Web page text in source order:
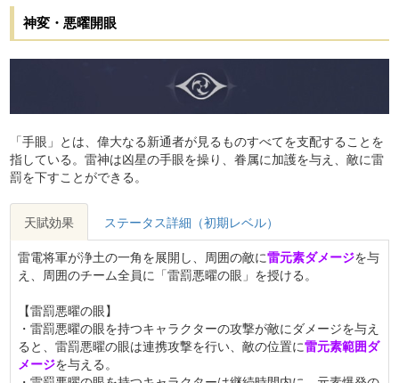
神変・悪曜開眼
「手眼」とは、偉大なる新通者が見るものすべてを支配することを
指している。雷神は凶星の手眼を操り、眷属に加護を与え、敵に雷
罰を下すことができる。
天賦効果
ステータス詳細（初期レベル）
雷電将軍が浄土の一角を展開し、周囲の敵に雷元素ダメージを与
え、周囲のチーム全員に「雷罰悪曜の眼」を授ける。
【雷罰悪曜の眼】
・雷罰悪曜の眼を持つキャラクターの攻撃が敵にダメージを与え
ると、雷罰悪曜の眼は連携攻撃を行い、敵の位置に雷元素範囲ダ
メージを与える。